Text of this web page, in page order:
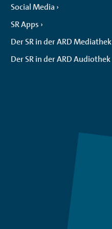
Social Media
SR Apps
Der SR in der ARD Mediathek
Der SR in der ARD Audiothek